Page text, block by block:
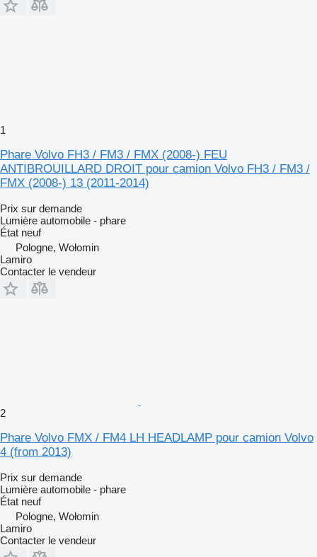
1
Phare Volvo FH3 / FM3 / FMX (2008-) FEU
ANTIBROUILLARD DROIT pour camion Volvo FH3 / FM3 /
FMX (2008-) 13 (2011-2014)
Prix sur demande
Lumière automobile - phare
État neuf
Pologne, Wołomin
Lamiro
Contacter le vendeur
2
Phare Volvo FMX / FM4 LH HEADLAMP pour camion Volvo
4 (from 2013)
Prix sur demande
Lumière automobile - phare
État neuf
Pologne, Wołomin
Lamiro
Contacter le vendeur